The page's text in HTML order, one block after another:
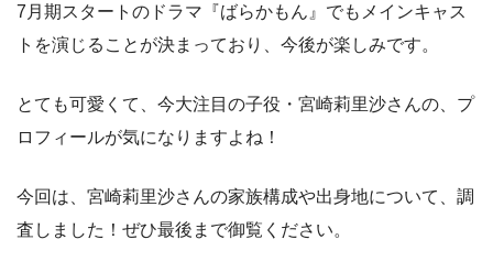
7月期スタートのドラマ『ばらかもん』でもメインキャス
トを演じることが決まっており、今後が楽しみです。
とても可愛くて、今大注目の子役・宮崎莉里沙さんの、プ
ロフィールが気になりますよね！
今回は、宮崎莉里沙さんの家族構成や出身地について、調
査しました！ぜひ最後まで御覧ください。